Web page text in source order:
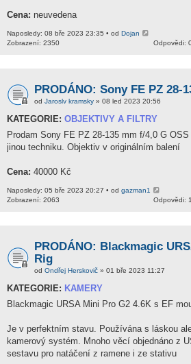
Cena: neuvedena
Naposledy: 08 bře 2023 23:35 • od Dojan
Odpovědi:
Zobrazení: 2350
PRODÁNO: Sony FE PZ 28-
od Jaroslv kramsky » 08 led 2023 20:56
KATEGORIE: OBJEKTIVY A FILTRY
Prodam Sony FE PZ 28-135 mm f/4,0 G
jinou techniku. Objektiv v originálním balení
Cena: 40000 Kč
Naposledy: 05 bře 2023 20:27 • od gazman1
Odpovědi: 1
Zobrazení: 2063
PRODÁNO: Blackmagic
Rig
od Ondřej Herskovič » 01 bře 2023 11:27
KATEGORIE: KAMERY
Blackmagic URSA Mini Pro G2 4.6K s EF
Je v perfektním stavu. Používána s láskou
kamerový systém. Mnoho věcí objednáno z
sestavu pro natáčení z ramene i ze stativu